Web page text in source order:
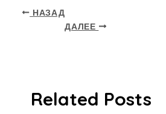
НАЗАД
ДАЛЕЕ
Related Posts